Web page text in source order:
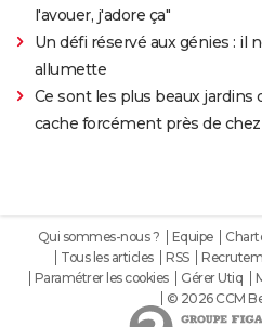
l'avouer, j'adore ça"
Un défi réservé aux génies : il
allumette
Ce sont les plus beaux jardins
cache forcément près de
Qui sommes-nous ? Equipe
Tous les articles
RSS
Paramétrer les cookies
Gérer Utiq
© 2026 CCM